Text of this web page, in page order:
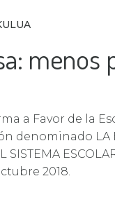
menos
a Favor de la
denominado LA
SISTEMA
2018.